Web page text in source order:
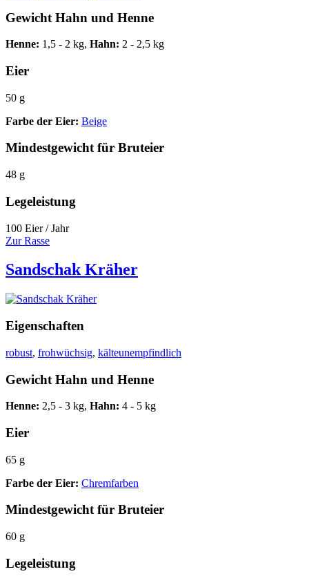
Gewicht Hahn und Henne
Henne: 1,5 - 2 kg, Hahn: 2 - 2,5 kg
Eier
50 g
Farbe der Eier: Beige
Mindestgewicht für Bruteier
48 g
Legeleistung
100 Eier / Jahr
Zur Rasse
Sandschak Kräher
Eigenschaften
robust, frohwüchsig, kälteunempfindlich
Gewicht Hahn und Henne
Henne: 2,5 - 3 kg, Hahn: 4 - 5 kg
Eier
65 g
Farbe der Eier: Chremfarben
Mindestgewicht für Bruteier
60 g
Legeleistung